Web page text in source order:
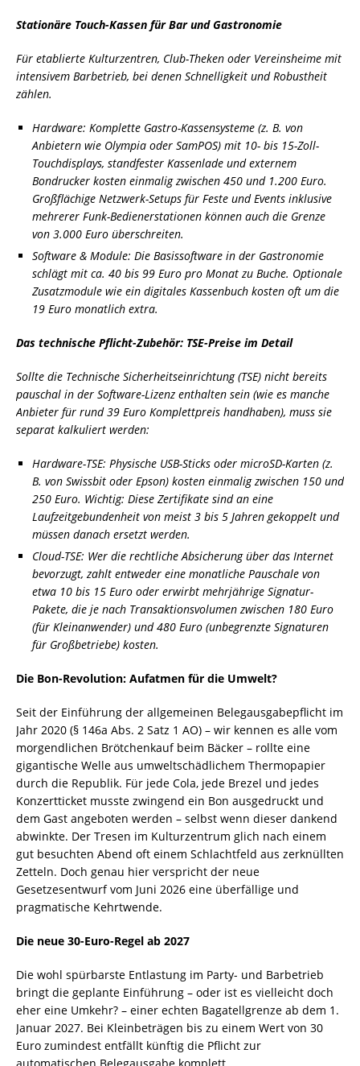
Stationäre Touch-Kassen für Bar und Gastronomie
Für etablierte Kulturzentren, Club-Theken oder Vereinsheime mit
intensivem Barbetrieb, bei denen Schnelligkeit und Robustheit
zählen.
Hardware: Komplette Gastro-Kassensysteme (z. B. von
Anbietern wie Olympia oder SamPOS) mit 10- bis 15-Zoll-
Touchdisplays, standfester Kassenlade und externem
Bondrucker kosten einmalig zwischen 450 und 1.200 Euro.
Großflächige Netzwerk-Setups für Feste und Events inklusive
mehrerer Funk-Bedienerstationen können auch die Grenze
von 3.000 Euro überschreiten.
Software & Module: Die Basissoftware in der Gastronomie
schlägt mit ca. 40 bis 99 Euro pro Monat zu Buche. Optionale
Zusatzmodule wie ein digitales Kassenbuch kosten oft um die
19 Euro monatlich extra.
Das technische Pflicht-Zubehör: TSE-Preise im Detail
Sollte die Technische Sicherheitseinrichtung (TSE) nicht bereits
pauschal in der Software-Lizenz enthalten sein (wie es manche
Anbieter für rund 39 Euro Komplettpreis handhaben), muss sie
separat kalkuliert werden:
Hardware-TSE: Physische USB-Sticks oder microSD-Karten (z.
B. von Swissbit oder Epson) kosten einmalig zwischen 150 und
250 Euro. Wichtig: Diese Zertifikate sind an eine
Laufzeitgebundenheit von meist 3 bis 5 Jahren gekoppelt und
müssen danach ersetzt werden.
Cloud-TSE: Wer die rechtliche Absicherung über das Internet
bevorzugt, zahlt entweder eine monatliche Pauschale von
etwa 10 bis 15 Euro oder erwirbt mehrjährige Signatur-
Pakete, die je nach Transaktionsvolumen zwischen 180 Euro
(für Kleinanwender) und 480 Euro (unbegrenzte Signaturen
für Großbetriebe) kosten.
Die Bon-Revolution: Aufatmen für die Umwelt?
Seit der Einführung der allgemeinen Belegausgabepflicht im
Jahr 2020 (§ 146a Abs. 2 Satz 1 AO) – wir kennen es alle vom
morgendlichen Brötchenkauf beim Bäcker – rollte eine
gigantische Welle aus umweltschädlichem Thermopapier
durch die Republik. Für jede Cola, jede Brezel und jedes
Konzertticket musste zwingend ein Bon ausgedruckt und
dem Gast angeboten werden – selbst wenn dieser dankend
abwinkte. Der Tresen im Kulturzentrum glich nach einem
gut besuchten Abend oft einem Schlachtfeld aus zerknüllten
Zetteln. Doch genau hier verspricht der neue
Gesetzesentwurf vom Juni 2026 eine überfällige und
pragmatische Kehrtwende.
Die neue 30-Euro-Regel ab 2027
Die wohl spürbarste Entlastung im Party- und Barbetrieb
bringt die geplante Einführung – oder ist es vielleicht doch
eher eine Umkehr? – einer echten Bagatellgrenze ab dem 1.
Januar 2027. Bei Kleinbeträgen bis zu einem Wert von 30
Euro zumindest entfällt künftig die Pflicht zur